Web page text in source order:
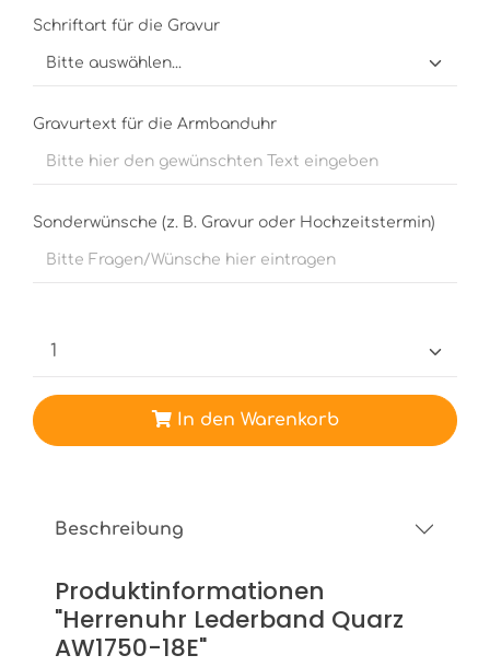
Schriftart für die Gravur
Gravurtext für die Armbanduhr
Sonderwünsche (z. B. Gravur oder Hochzeitstermin)
In den Warenkorb
Beschreibung
Produktinformationen
"Herrenuhr Lederband Quarz
AW1750-18E"